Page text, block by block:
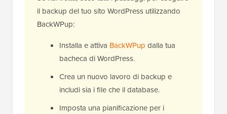
il backup del tuo sito WordPress utilizzando
BackWPup:
Installa e attiva BackWPup dalla tua
bacheca di WordPress.
Crea un nuovo lavoro di backup e
includi sia i file che il database.
Imposta una pianificazione per i